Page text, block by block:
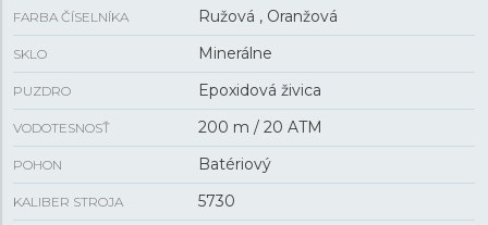
FARBA ČÍSELNÍKA Ružová , Oranžová
SKLO Minerálne
PUZDRO Epoxidová živica
VODOTESNOSŤ 200 m / 20 ATM
POHON Batériový
KALIBER STROJA 5730